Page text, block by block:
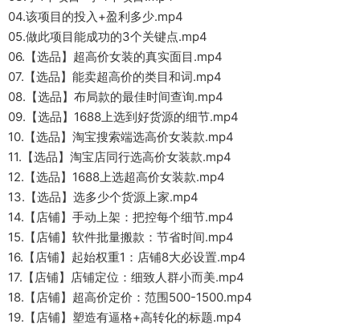
04.该项目的投入+盈利多少.mp4
05.做此项目能成功的3个关键点.mp4
06.【选品】超高价女装的真实面目.mp4
07.【选品】能卖超高价的类目和词.mp4
08.【选品】布局款的最佳时间查询.mp4
09.【选品】1688上选到好货源的细节.mp4
10.【选品】淘宝搜索端选高价女装款.mp4
11.【选品】淘宝店同行选高价女装款.mp4
12.【选品】1688上选超高价女装款.mp4
13.【选品】选多少个货源上家.mp4
14.【店铺】手动上架：把控每个细节.mp4
15.【店铺】软件批量搬款：节省时间.mp4
16.【店铺】起始权重1：店铺8大必设置.mp4
17.【店铺】店铺定位：细致人群小而美.mp4
18.【店铺】超高价定价：范围500-1500.mp4
19.【店铺】塑造有逼格+高转化的标题.mp4